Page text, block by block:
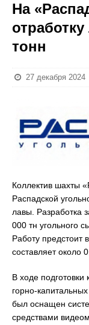
На
тонн
27 декабря 2024
Коллектив шахты
Распадской
лавы. Разработка
000 тн угольного
Работу предстоит
составляет около
В ходе
горно-
был оснащен
средствами